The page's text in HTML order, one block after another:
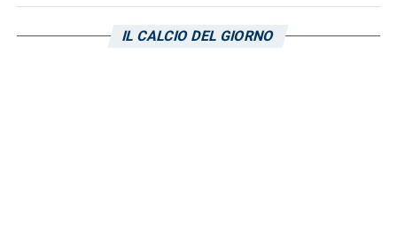
IL CALCIO DEL GIORNO